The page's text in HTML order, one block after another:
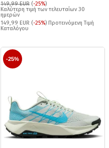
149,99 EUR (-25%)
Καλύτερη τιμή των τελευταίων 30
ημερών
149,99 EUR (-25%) Προτεινόμενη Τιμή
Καταλόγου
-25%